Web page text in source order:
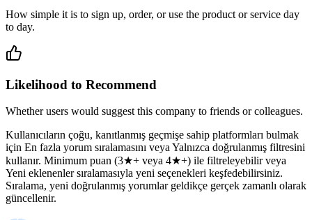
How simple it is to sign up, order, or use the product or service day
to day.
Likelihood to Recommend
Whether users would suggest this company to friends or colleagues.
Kullanıcıların çoğu, kanıtlanmış geçmişe sahip platformları bulmak
için En fazla yorum sıralamasını veya Yalnızca doğrulanmış filtresini
kullanır. Minimum puan (3★+ veya 4★+) ile filtreleyebilir veya
Yeni eklenenler sıralamasıyla yeni seçenekleri keşfedebilirsiniz.
Sıralama, yeni doğrulanmış yorumlar geldikçe gerçek zamanlı olarak
güncellenir.